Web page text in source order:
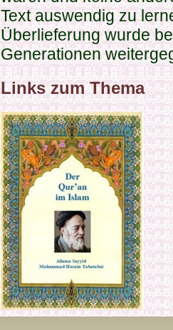
Text auswendig zu
Überlieferung wurde
Generationen
Links zum Thema